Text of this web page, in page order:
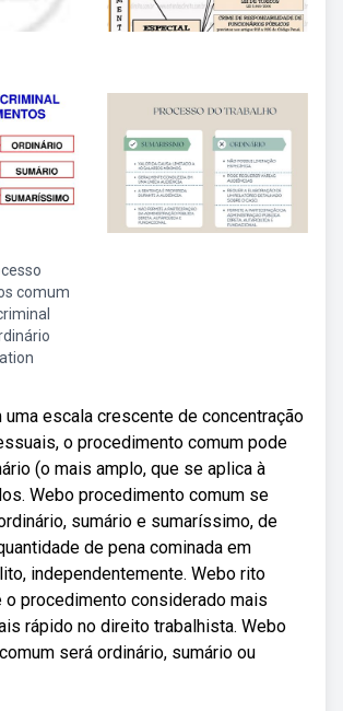
comum
uma escala crescente de concentração
o procedimento comum pode
(o mais amplo, que se aplica à
Webo procedimento comum se
sumário e sumaríssimo, de
de pena cominada em
independentemente. Webo rito
o procedimento considerado mais
rápido no direito trabalhista. Webo
será ordinário, sumário ou